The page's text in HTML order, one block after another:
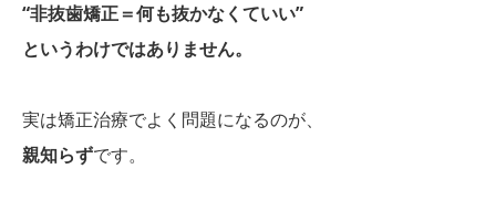
“非抜歯矯正＝何も抜かなくていい”
というわけではありません。
実は矯正治療でよく問題になるのが、
親知らずです。